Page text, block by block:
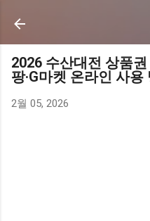
2026 수산대전 상품
팡·G마켓 온라인 사용
2월 05, 2026